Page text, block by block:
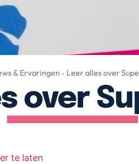
& Ervaringen Leer alles over
over
te laten